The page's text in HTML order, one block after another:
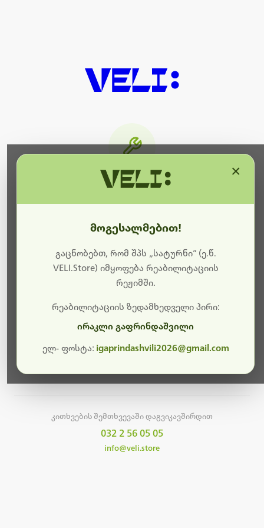
ბოდიშს გიხდით შეფერხებისთვის. ამჟამად
მიმდინარეობს საიტის განახლება და ტექნიკური
სამუშაოები.
მალე ისევ ხელმისაწვდომი იქნება. გმადლობთ
კითხვების შემთხვევაში დაგვიკავშირდით
032 2 56 05 05
info@veli.store
მოგესალმებით!
გაცნობებთ, რომ შპს „სატურნი“ (ე.წ.
VELI.Store) იმყოფება რეაბილიტაციის
რეჟიმში.
რეაბილიტაციის ზედამხედველი პირი:
ირაკლი გაფრინდაშვილი
ელ- ფოსტა: igaprindashvili2026@gmail.com
×